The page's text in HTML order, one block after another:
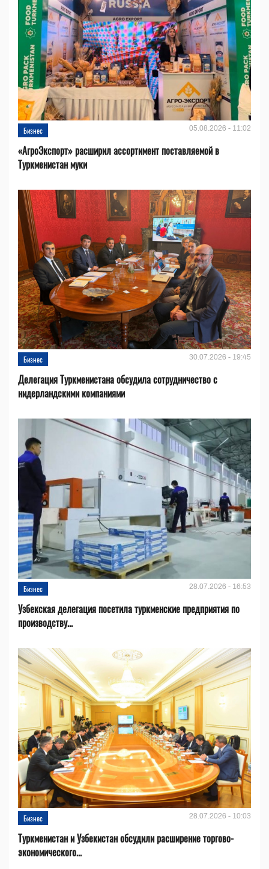
Бизнес 05.08.2026 - 11:02
«АгроЭкспорт» расширил ассортимент поставляемой в
Туркменистан муки
Бизнес 30.07.2026 - 19:45
Делегация Туркменистана обсудила сотрудничество с
нидерландскими компаниями
Бизнес 28.07.2026 - 16:53
Узбекская делегация посетила туркменские предприятия по
производству...
Бизнес 28.07.2026 - 10:03
Туркменистан и Узбекистан обсудили расширение торгово-
экономического...